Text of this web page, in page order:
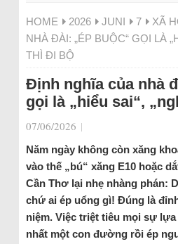
HOME 2026 JUNI 7 XÃ
NHÀ ĐÀI: „ÉP BUỘC“ GỌI LÀ
THÌ ĐI BỘ
Định nghĩa của nhà
gọi là „hiểu sai“,
07/06/2026 |
Năm ngày không còn xăng
vào thế „bú“ xăng E10 hoặc
Cần Thơ lại nhẹ nhàng phán:
chứ ai ép uổng gì! Đúng là
niệm. Việc triệt tiêu mọi sự
nhất một con đường rồi ép